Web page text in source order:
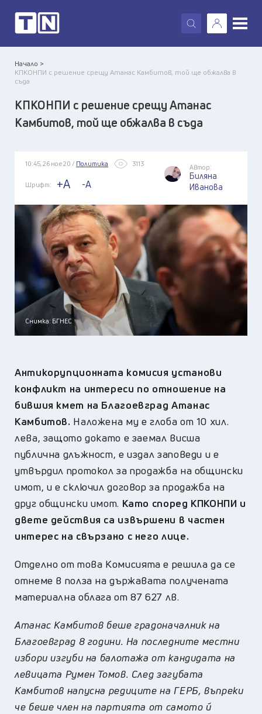
X
Начало >
КПКОНПИ с решение срещу Атанас Камбитов, той ще обжалва в
съда
КПКОНПИ с решение срещу Атанас
Камбитов, той ще обжалва в съда
10:45, 26 ное 20 / Политика 3113
Шрифт: +A -A
Автор:
Биляна
Иванова
Снимка: БГНЕС
Антикорупционната комисия установи
конфликт на интереси по отношение на
бившия кмет на Благоевград Атанас
Камбитов. Наложена му е глоба от 10 хил.
лева, защото докато е заемал висша
публична длъжност, е издал заповеди и е
утвърдил протокол за продажба на общински
имот, и е сключил договор за продажба на
друг общински имот. Като според КПКОНПИ и
двете действия са извършени в частен
интерес на свързано с него лице.
Отделно от това Комисията е решила да се
отнеме в полза на държавата получената
материална облага от 87 627 лв.
Атанас Камбитов беше градоначалник на
Благоевград 8 години. На последните местни
избори изгуби на балотажа от кандидата на
левицата Румен Томов. След загубата
Камбитов напусна редиците на ГЕРБ, въпреки
че беше член на партията от самото й